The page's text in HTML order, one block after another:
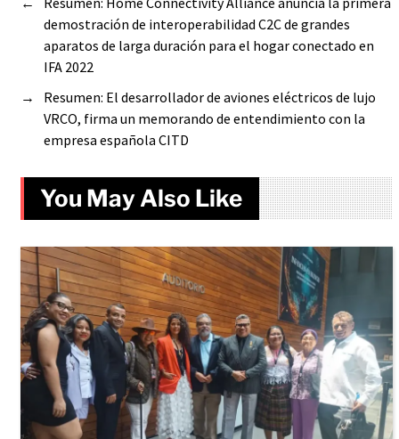
demostración de interoperabilidad C2C de grandes
aparatos de larga duración para el hogar conectado en
IFA 2022
→
Resumen: El desarrollador de aviones eléctricos de lujo
VRCO, firma un memorando de entendimiento con la
empresa española CITD
You May Also Like